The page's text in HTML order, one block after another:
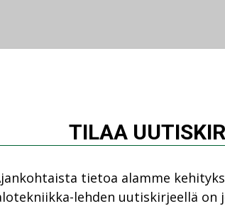
TILAA
tietoa alamme
lehden uutiskirjeellä on